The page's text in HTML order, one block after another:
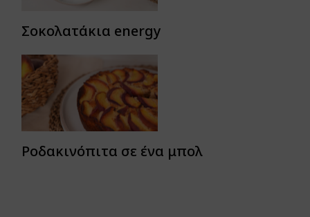
Σοκολατάκια energy
Ροδακινόπιτα σε ένα μπολ